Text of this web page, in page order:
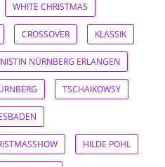
WHITE CHRISTMAS
CROSSOVER KLASSIK
NÜRNBERG ERLANGEN
TSCHAIKOWSY
HILDE POHL